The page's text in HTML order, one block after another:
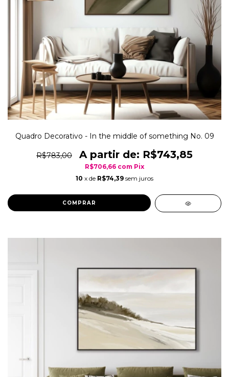
Quadro Decorativo - In the middle of something No. 09
R$783,00 R$743,85
R$706,66 com Pix
10 x de R$74,39 sem juros
COMPRAR